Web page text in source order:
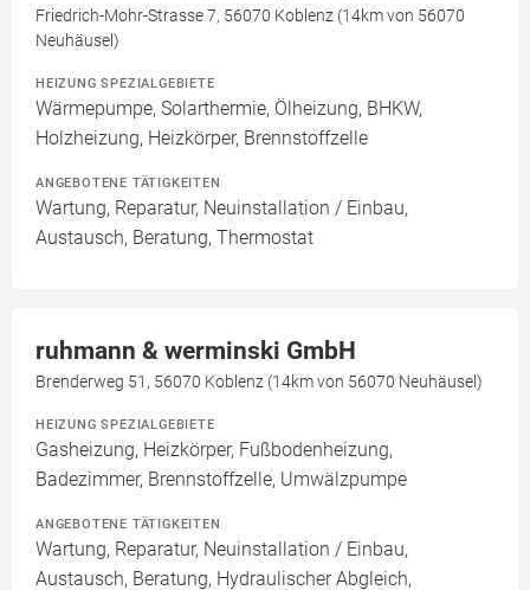
Friedrich-Mohr-Strasse 7, 56070 Koblenz (14km von 56070
Neuhäusel)
HEIZUNG SPEZIALGEBIETE
Wärmepumpe, Solarthermie, Ölheizung, BHKW,
Holzheizung, Heizkörper, Brennstoffzelle
ANGEBOTENE TÄTIGKEITEN
Wartung, Reparatur, Neuinstallation / Einbau,
Austausch, Beratung, Thermostat
ruhmann & werminski GmbH
Brenderweg 51, 56070 Koblenz (14km von 56070 Neuhäusel)
HEIZUNG SPEZIALGEBIETE
Gasheizung, Heizkörper, Fußbodenheizung,
Badezimmer, Brennstoffzelle, Umwälzpumpe
ANGEBOTENE TÄTIGKEITEN
Wartung, Reparatur, Neuinstallation / Einbau,
Austausch, Beratung, Hydraulischer Abgleich,